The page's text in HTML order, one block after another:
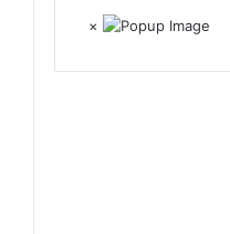
×